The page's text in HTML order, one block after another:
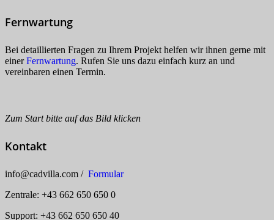
Fernwartung
Bei detaillierten Fragen zu Ihrem Projekt helfen wir ihnen gerne mit
einerFernwartung. Rufen Sie uns dazu einfach kurz an und
vereinbaren einen Termin.
Zum Start bitte auf das Bild klicken
Kontakt
info@cadvilla.com / Formular
Zentrale: +43 662 650 650 0
Support: +43 662 650 650 40